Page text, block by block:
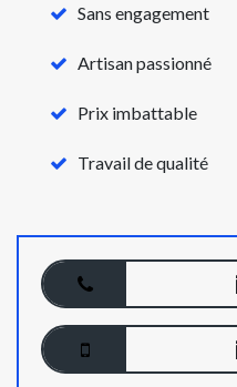
Sans engagement
Artisan passionné
Prix imbattable
Travail de qualité